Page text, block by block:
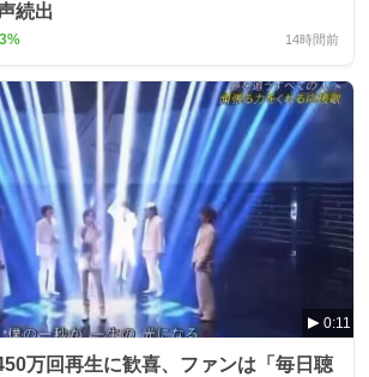
続出
% 14時間前
0:11
万回再生に歓喜、ファンは「毎日聴